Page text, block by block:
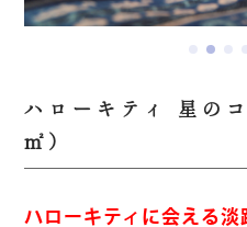
ハローキティ 星の
㎡）
ハローキティに会える